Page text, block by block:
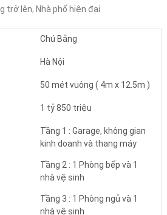
trở lên, Nhà phố hiện đại
Chú Bằng
Hà Nội
50 mét vuông ( 4m x 12.5m )
1 tỷ 850 triệu
Tầng 1 : Garage, không gian
kinh doanh và thang máy
Tầng 2 : 1 Phòng bếp và 1
nhà vệ sinh
Tầng 3 : 1 Phòng ngủ và 1
nhà vệ sinh